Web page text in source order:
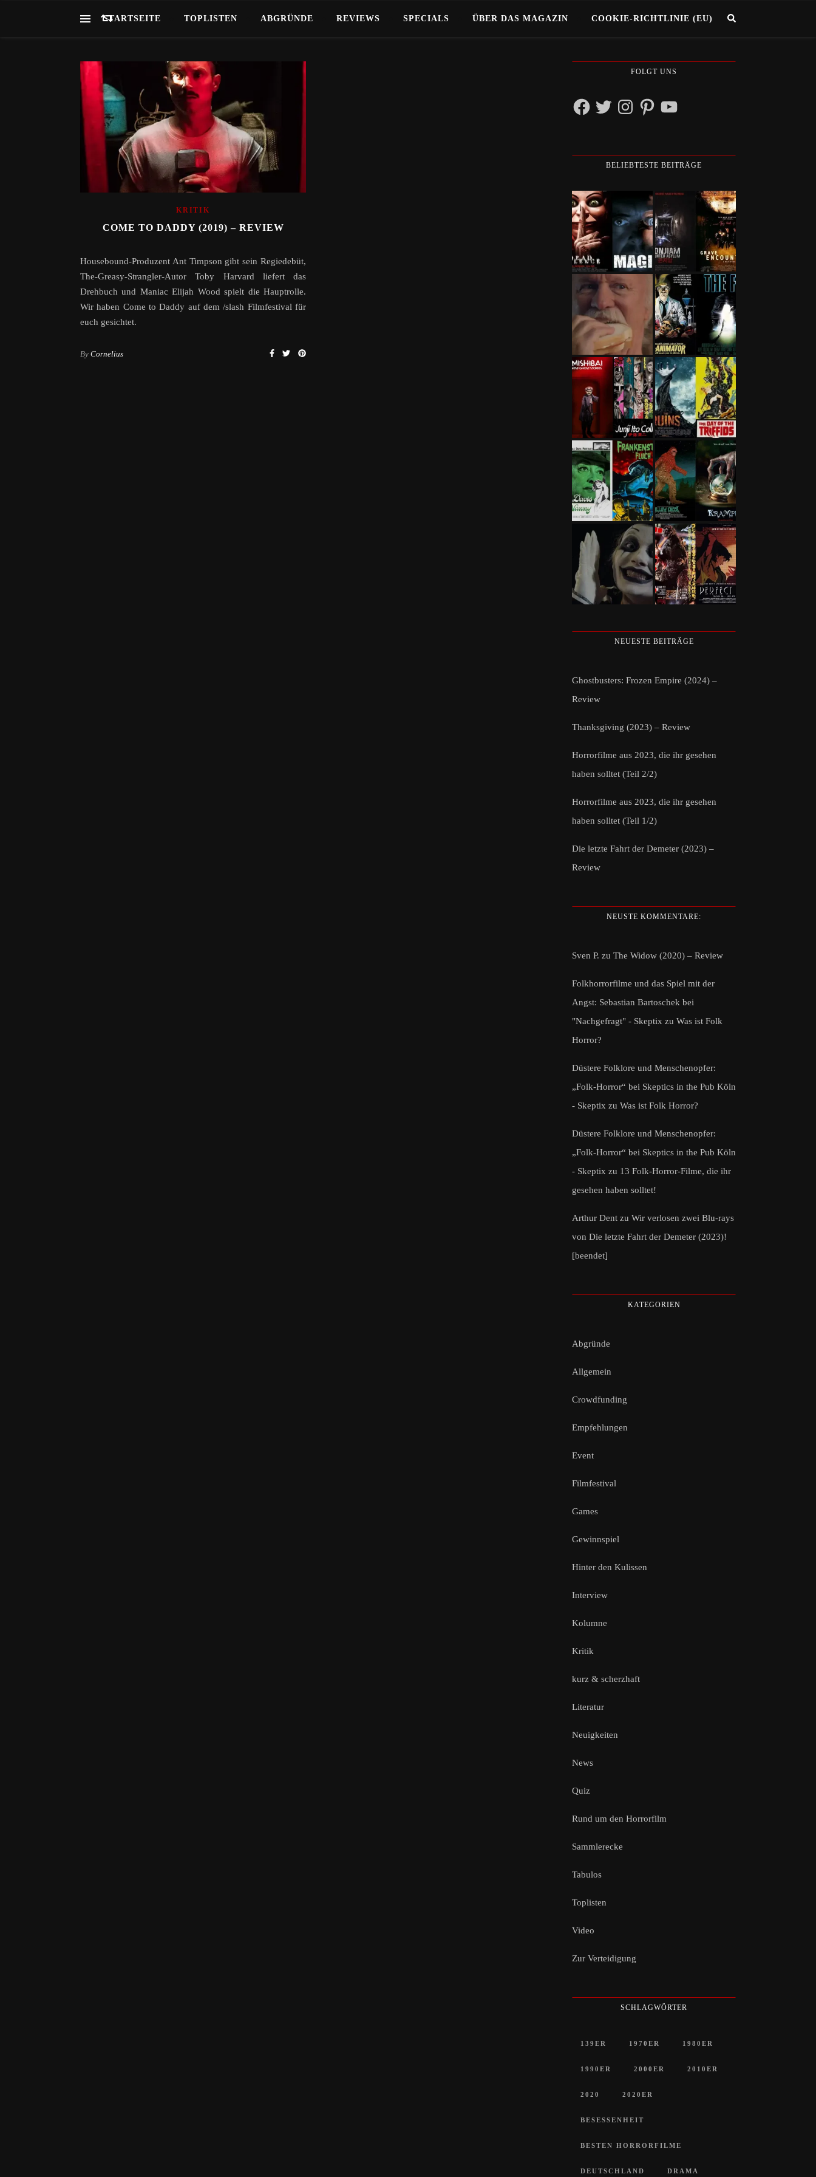
STARTSEITE TOPLISTEN ABGRÜNDE REVIEWS SPECIALS ÜBER DAS MAGAZIN COOKIE-RICHTLINIE (EU)
KRITIK
COME TO DADDY (2019) – REVIEW
Housebound-Produzent Ant Timpson gibt sein Regiedebüt,
The-Greasy-Strangler-Autor Toby Harvard liefert das
Drehbuch und Maniac Elijah Wood spielt die Hauptrolle.
Wir haben Come to Daddy auf dem /slash Filmfestival für
euch gesichtet.
By Cornelius
FOLGT UNS
FacebookTwitterInstagramPinterestYouTube
BELIEBTESTE BEITRÄGE
NEUESTE BEITRÄGE
Ghostbusters: Frozen Empire (2024) –
Review
Thanksgiving (2023) – Review
Horrorfilme aus 2023, die ihr gesehen
haben solltet (Teil 2/2)
Horrorfilme aus 2023, die ihr gesehen
haben solltet (Teil 1/2)
Die letzte Fahrt der Demeter (2023) –
Review
NEUSTE KOMMENTARE:
Sven P. zu The Widow (2020) – Review
Folkhorrorfilme und das Spiel mit der
Angst: Sebastian Bartoschek bei
"Nachgefragt" - Skeptix zu Was ist Folk
Horror?
Düstere Folklore und Menschenopfer:
„Folk-Horror“ bei Skeptics in the Pub Köln
- Skeptix zu Was ist Folk Horror?
Düstere Folklore und Menschenopfer:
„Folk-Horror“ bei Skeptics in the Pub Köln
- Skeptix zu 13 Folk-Horror-Filme, die ihr
gesehen haben solltet!
Arthur Dent zu Wir verlosen zwei Blu-rays
von Die letzte Fahrt der Demeter (2023)!
[beendet]
KATEGORIEN
Abgründe
Allgemein
Crowdfunding
Empfehlungen
Event
Filmfestival
Games
Gewinnspiel
Hinter den Kulissen
Interview
Kolumne
Kritik
kurz & scherzhaft
Literatur
Neuigkeiten
News
Quiz
Rund um den Horrorfilm
Sammlerecke
Tabulos
Toplisten
Video
Zur Verteidigung
SCHLAGWÖRTER
139ER 1970ER 1980ER
1990ER 2000ER 2010ER
2020 2020ER
BESESSENHEIT
BESTEN HORRORFILME
DEUTSCHLAND DRAMA